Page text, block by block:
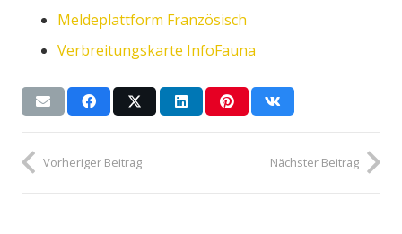
Meldeplattform Französisch
Verbreitungskarte InfoFauna
Vorheriger Beitrag Nächster Beitrag